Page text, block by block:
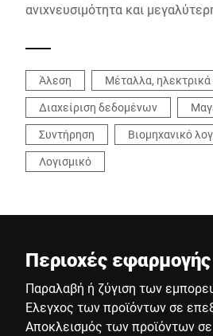
ανιχνευσιμότητα και
Άλεση
Μέταλλα, ηλεκτρικά
Διαχείριση δεδομένων
Συντήρηση
Βιομηχανικό
Λογισμικό
Περιοχές εφαρμογής
Παραλαβή ή ζύγιση των
Έλεγχος των προϊόντων σε
Αποκλεισμός των προϊόντων σε